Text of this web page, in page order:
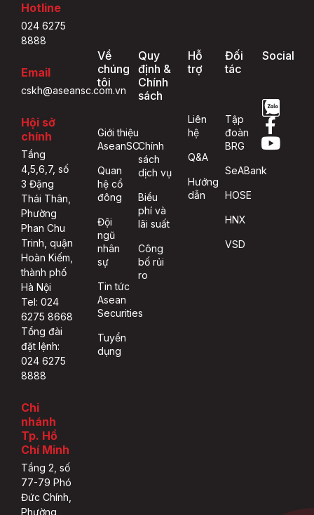
Hotline
024 6275
8888
Email
cskh@aseansc.com.vn
Hội sở
chính
Tầng
4,5,6,7, số
3 Đặng
Thái Thân,
Phường
Phan Chu
Trinh, quận
Hoàn Kiếm,
thành phố
Hà Nội
Tel: 024
6275 8668
Tổng đài
đặt lệnh:
024 6275
8888
Chi
nhánh
Tp. Hồ
Chí Minh
Tầng 2, số
77-79 Phó
Đức Chính,
Phường
Về
chúng
tôi
Giới thiệu
AseanSC
Quan
hệ cổ
đông
Đội
ngũ
nhân
sự
Tin tức
Asean
Securities
Tuyển
dụng
Quy
định &
Chính
sách
Chính
sách
dịch vụ
Biểu
phí và
lãi suất
Công
bố rủi
ro
Hỗ
trợ
Liên
hệ
Q&A
Hướng
dẫn
Đối
tác
Tập
đoàn
BRG
SeABank
HOSE
HNX
VSD
Social